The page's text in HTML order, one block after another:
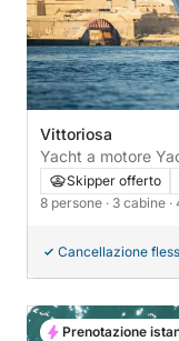
Vittoriosa
Yacht a motore
2004Skipper offerto
8 persone · 3 cabine
Cancellazione
Prenotazione